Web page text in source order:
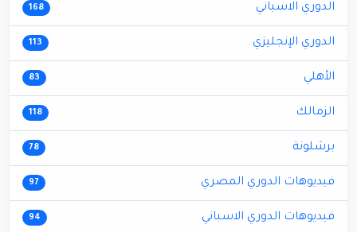
الدوري الاسباني 168
الدوري الإنجليزي 113
الأهلي 83
الزمالك 118
برشلونة 78
فيديوهات الدوري المصري 97
فيديوهات الدوري الاسباني 94